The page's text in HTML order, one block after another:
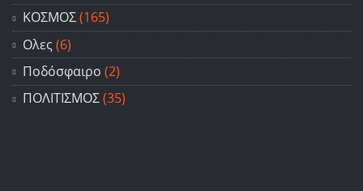
ΚΟΣΜΟΣ(165)
Ολες (6)
Ποδόσφαιρο (2)
ΠΟΛΙΤΙΣΜΟΣ(35)